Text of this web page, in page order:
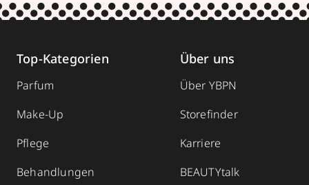
Top-Kategorien
Parfum
Make-Up
Pflege
Behandlungen
Über uns
Über YBPN
Storefinder
Karriere
BEAUTYtalk